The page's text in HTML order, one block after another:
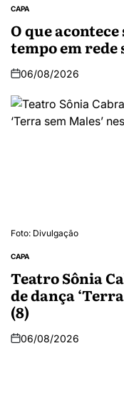
CAPA
O que acontece
tempo em rede
06/08/2026
Foto: Divulgação
CAPA
Teatro Sônia
de dança
(8)
06/08/2026